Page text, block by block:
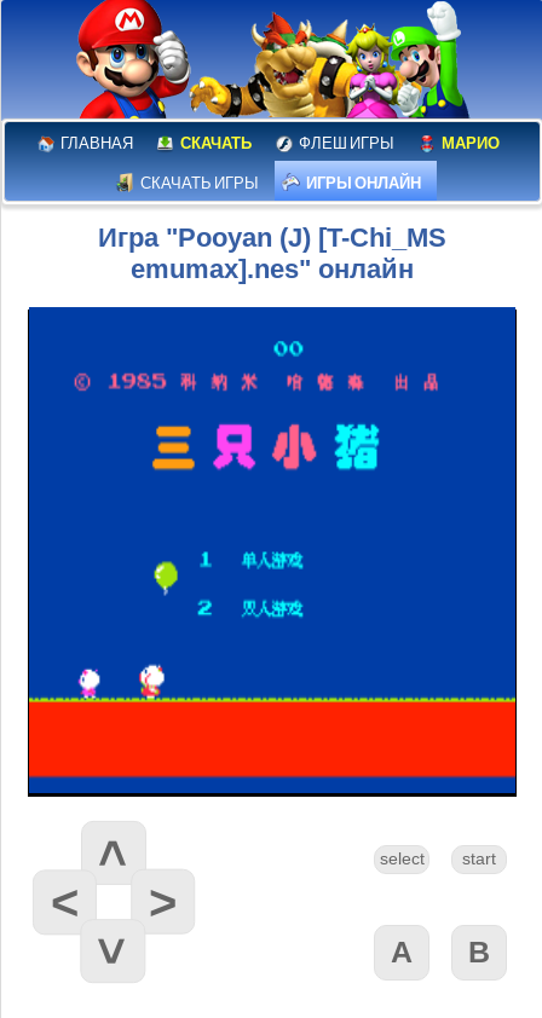
ГЛАВНАЯ СКАЧАТЬ ФЛЕШ ИГРЫ МАРИО
СКАЧАТЬ ИГРЫ ИГРЫ ОНЛАЙН
Игра "Pooyan (J) [T-Chi_MS
emumax].nes" онлайн